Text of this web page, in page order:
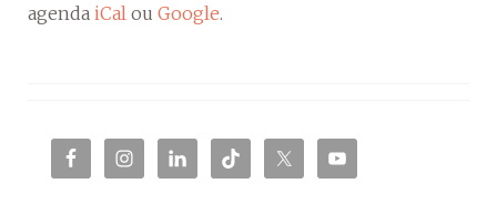
agenda iCal ou Google.